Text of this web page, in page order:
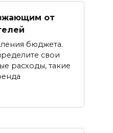
от
бюджета.
свои
расходы, такие